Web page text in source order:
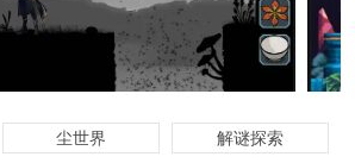
尘世界
解谜探索